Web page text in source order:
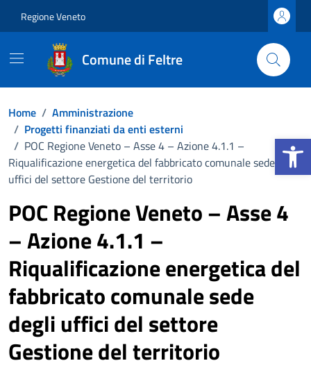
Apri la
Regione Veneto
Comune di Feltre
Home / Amministrazione
/ Progetti finanziati da enti esterni
/ POC Regione Veneto – Asse 4 – Azione 4.1.1 –
Riqualificazione energetica del fabbricato comunale sede degli
uffici del settore Gestione del territorio
POC Regione Veneto – Asse 4
– Azione 4.1.1 –
Riqualificazione energetica del
fabbricato comunale sede
degli uffici del settore
Gestione del territorio